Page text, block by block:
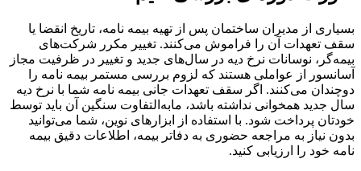
بسیاری از مدیران ساختمان پس از تهیه بیمه نامه، تاریخ انقضا یا
سقف تعهدات آن را فراموش می‌کنند. تغییر مکرر شرکت‌های
بیمه‌گر، نوسانات نرخ دیه در سال‌های جدید و تغییر در ظرفیت مجاز
آسانسور از عواملی هستند که لزوم بررسی مستمر بیمه نامه را
دوچندان می‌کنند. اگر سقف تعهدات جانی بیمه نامه شما با نرخ دیه
سال جدید همخوانی نداشته باشد، مابه‌التفاوت سنگین آن باید توسط
خودتان پرداخت شود. با استفاده از ابزارهای نوین، شما می‌توانید
بدون نیاز به مراجعه حضوری به دفاتر بیمه، اطلاعات دقیق بیمه
نامه خود را ارزیابی کنید.